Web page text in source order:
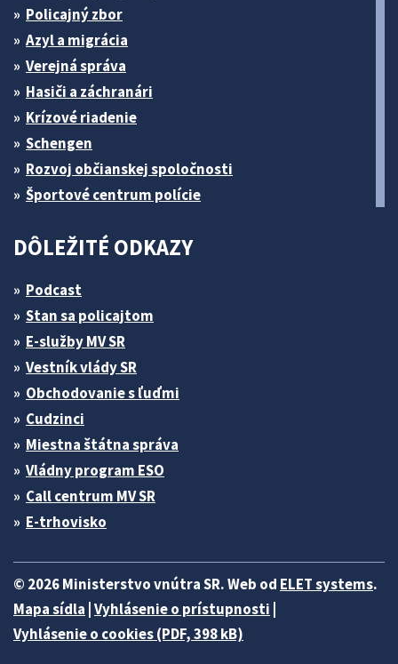
Policajný zbor
Azyl a migrácia
Verejná správa
Hasiči a záchranári
Krízové riadenie
Schengen
Rozvoj občianskej spoločnosti
Športové centrum polície
DÔLEŽITÉ ODKAZY
Podcast
Stan sa policajtom
E-služby MV SR
Vestník vlády SR
Obchodovanie s ľuďmi
Cudzinci
Miestna štátna správa
Vládny program ESO
Call centrum MV SR
E-trhovisko
© 2026 Ministerstvo vnútra SR. Web od ELET systems.
Mapa sídla Vyhlásenie o prístupnosti
Vyhlásenie o cookies (PDF, 398 kB)